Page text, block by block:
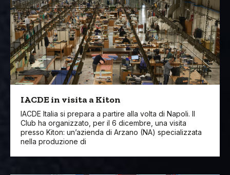
IACDE in visita a Kiton
IACDE Italia si prepara a partire alla volta di Napoli. Il
Club ha organizzato, per il 6 dicembre, una visita
presso Kiton: un’azienda di Arzano (NA) specializzata
nella produzione di